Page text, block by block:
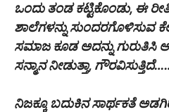
ಒಂದು ತಂಡ ಕಟ್ಟಿಕೊಂಡು, ಈ ರೀತಿ
ಶಾಲೆಗಳನ್ನು ಸುಂದರಗೊಳಿಸುವ
ಸಮಾಜ ಕೂಡ ಅದನ್ನು ಗುರುತಿಸಿ
ಸನ್ಮಾನ ನೀಡುತ್ತಾ,
ನಿಜಕ್ಕೂ ಬದುಕಿನ ಸಾರ್ಥಕತೆ